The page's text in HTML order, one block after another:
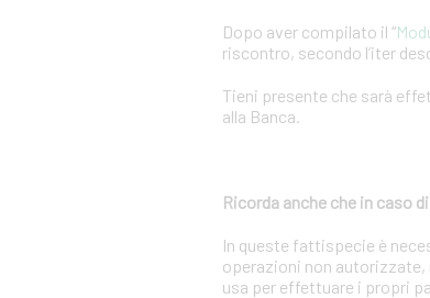
Dopo aver compilato il “
riscontro, secondo l’iter
Tieni presente che sarà
alla Banca.
Ricorda anche che in caso
In queste fattispecie è
operazioni non autorizzate,
usa per effettuare i propri